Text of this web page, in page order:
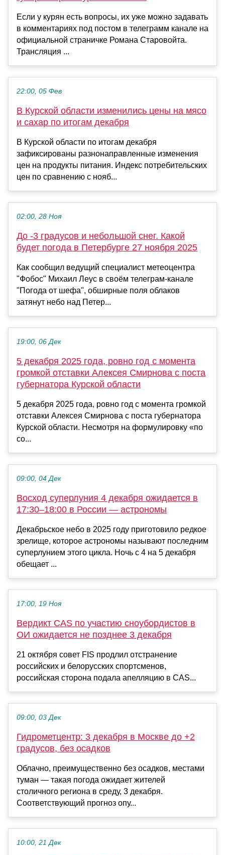
Если у курян есть вопросы, их уже можно задавать
в комментариях под постом в телеграмм канале на
официальной страничке Романа Старовойта.
Трансляция ...
22:00, 05 Фев
В Курской области изменились цены на мясо
и сахар по итогам декабря
В Курской области по итогам декабря
зафиксированы разнонаправленные изменения
цен на продукты питания. Индекс потребительских
цен по сравнению с нояб...
02:00, 28 Ноя
До -3 градусов и небольшой снег. Какой
будет погода в Петербурге 27 ноября 2025
Как сообщил ведущий специалист метеоцентра
"Фобос" Михаил Леус в своём телеграм-канале
"Погода от шефа", обширные поля облаков
затянут небо над Петер...
19:00, 06 Дек
5 декабря 2025 года, ровно год с момента
громкой отставки Алексея Смирнова с поста
губернатора Курской области
5 декабря 2025 года, ровно год с момента громкой
отставки Алексея Смирнова с поста губернатора
Курской области. Несмотря на формулировку «по
со...
09:00, 04 Дек
Восход суперлуния 4 декабря ожидается в
17:30–18:00 в России — астрономы
Декабрьское небо в 2025 году приготовило редкое
зрелище, которое астрономы называют последним
суперлунием этого цикла. Ночь с 4 на 5 декабря
обещает ...
17:00, 19 Ноя
Вердикт CAS по участию сноубордистов в
ОИ ожидается не позднее 3 декабря
21 октября совет FIS продлил отстранение
российских и белорусских спортсменов,
российская сторона подала апелляцию в CAS...
09:00, 03 Дек
Гидрометцентр: 3 декабря в Москве до +2
градусов, без осадков
Облачно, преимущественно без осадков, местами
туман — такая погода ожидает жителей
столичного региона в среду, 3 декабря.
Соответствующий прогноз опу...
10:00, 21 Дек